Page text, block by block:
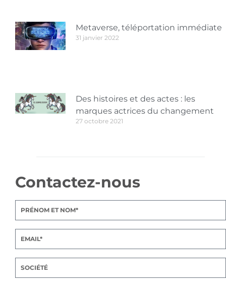
Metaverse, téléportation immédiate
31 janvier 2022
Des histoires et des actes : les
marques actrices du changement
27 octobre 2021
Contactez-nous